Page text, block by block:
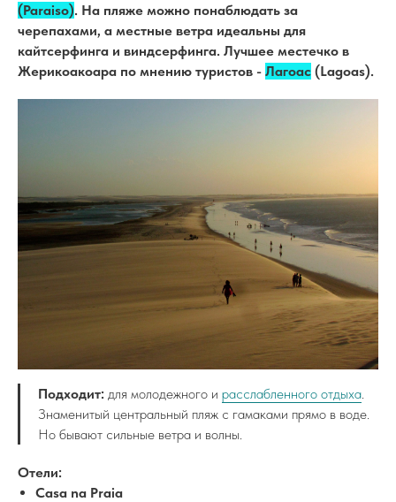
(Paraiso). На пляже можно понаблюдать за
черепахами, а местные ветра идеальны для
кайтсерфинга и виндсерфинга. Лучшее местечко в
Жерикоакоара по мнению туристов - Лагоас (Lagoas).
Подходит: для молодежного и расслабленного отдыха
Знаменитый центральный пляж с гамаками прямо в воде.
Но бывают сильные ветра и волны.
Отели:
Casa na Praia